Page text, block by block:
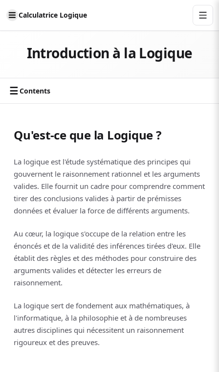
Calculatrice Logique
Introduction à la Logique
☰ Contents
Qu'est-ce que la Logique ?
La logique est l'étude systématique des principes qui
gouvernent le raisonnement rationnel et les arguments
valides. Elle fournit un cadre pour comprendre comment
tirer des conclusions valides à partir de prémisses
données et évaluer la force de différents arguments.
Au cœur, la logique s'occupe de la relation entre les
énoncés et de la validité des inférences tirées d'eux. Elle
établit des règles et des méthodes pour construire des
arguments valides et détecter les erreurs de
raisonnement.
La logique sert de fondement aux mathématiques, à
l'informatique, à la philosophie et à de nombreuses
autres disciplines qui nécessitent un raisonnement
rigoureux et des preuves.